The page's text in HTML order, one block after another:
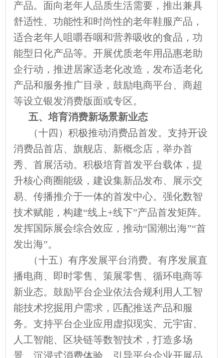
产品。面向老年人品质生活需要，推出兼具
舒适性、功能性和时尚性的老年鞋服产品，
适合老年人咀嚼吞咽和营养吸收的食品，功
能型日化产品等。开展优质老年用品惠老助
企行动，推进居家适老化改造，发布适老化
产品和服务推广目录，鼓励电商平台、商超
等设立银发消费版面或专区。
五、培育消费新场景新业态
（十四）积极推动消费品首发。支持开设
消费品首店、旗舰店、新概念店，举办首
秀、首展活动。积极培育首发平台载体，提
升核心商圈能级，建设集新品发布、展示交
易、传播推介于一体的首发中心。强化数智
技术赋能，构建“线上+线下”产品首发矩阵。
发挥国际展会综合效应，推动“国潮出海”“首
发出海”。
（十五）有序发展平台消费。有序发展直
播电商、即时零售、策展零售、循环电商等
新业态。鼓励平台企业依法合规利用人工智
能技术挖掘用户需求，匹配推送产品和服
务。支持平台企业应用虚拟现实、元宇宙、
人工智能、区块链等数智技术，打造多场
景、沉浸式消费体验。引导平台企业开展品